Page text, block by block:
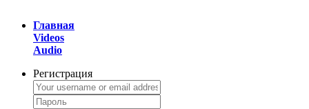
Главная
Videos
Audio
Регистрация